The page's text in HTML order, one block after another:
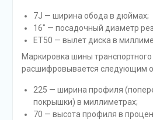
7J — ширина обода в дюймах;
16″ — посадочный диаметр
ET50 — вылет диска в
Маркировка шины
расшифровывается следующим
225 — ширина профиля
покрышки) в миллиметрах;
70 — высота профиля в